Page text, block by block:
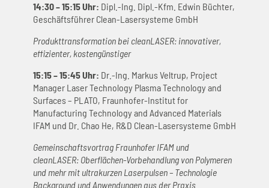
14:30 – 15:15 Uhr: Dipl.-Ing. Dipl.-Kfm. Edwin Büchter,
Geschäftsführer Clean-Lasersysteme GmbH
Produkttransformation bei cleanLASER: innovativer,
effizienter, kostengünstiger
15:15 – 15:45 Uhr: Dr.-Ing. Markus Veltrup, Project
Manager Laser Technology Plasma Technology and
Surfaces – PLATO, Fraunhofer-Institut for
Manufacturing Technology and Advanced Materials
IFAM und Dr. Chao He, R&D Clean-Lasersysteme GmbH
Gemeinschaftsvortrag Fraunhofer IFAM und
cleanLASER: Oberflächen-Vorbehandlung von Polymeren
und mehr mit ultrakurzen Laserpulsen – Technologie
Background und Anwendungen aus der Praxis